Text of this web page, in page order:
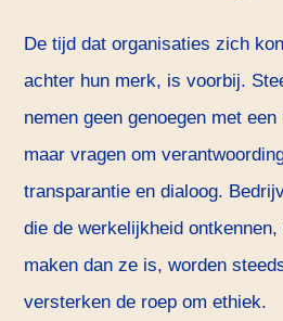
De tijd dat organisaties zich
achter hun merk, is voorbij.
nemen geen genoegen met
maar vragen om
transparantie en dialoog.
die de werkelijkheid
maken dan ze is, worden
versterken de roep om ethiek.